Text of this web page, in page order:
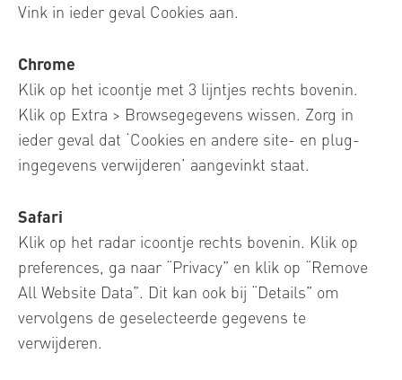
Vink in ieder geval Cookies aan.
Chrome
Klik op het icoontje met 3 lijntjes rechts bovenin.
Klik op Extra > Browsegegevens wissen. Zorg in
ieder geval dat ‘Cookies en andere site- en plug-
ingegevens verwijderen’ aangevinkt staat.
Safari
Klik op het radar icoontje rechts bovenin. Klik op
preferences, ga naar “Privacy” en klik op “Remove
All Website Data”. Dit kan ook bij “Details” om
vervolgens de geselecteerde gegevens te
verwijderen.